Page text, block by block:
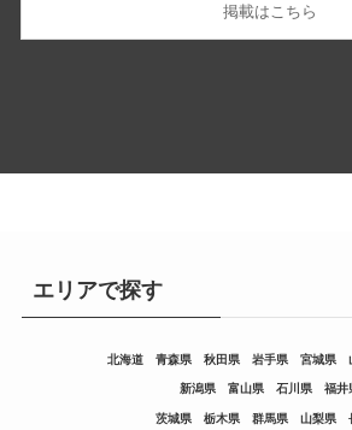
掲載はこちら
エリアで探す
北海道 青森県 秋田県 岩手県 宮城県
新潟県 富山県 石川県 福井
茨城県 栃木県 群馬県 山梨県